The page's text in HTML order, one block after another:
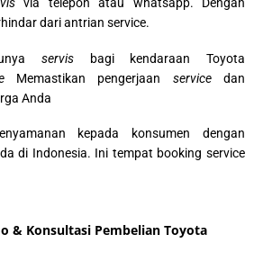
dari antrian service.
servis bagi kendaraan Toyota
Memastikan pengerjaan servicedan
Anda
kepada konsumen dengan
di Indonesia. Ini tempat booking service
& Konsultasi Pembelian Toyota